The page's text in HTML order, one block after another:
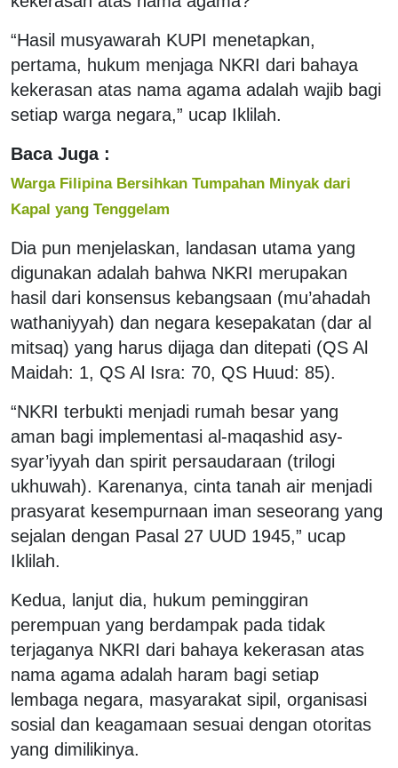
“Hasil musyawarah KUPI menetapkan,
pertama, hukum menjaga NKRI dari bahaya
kekerasan atas nama agama adalah wajib bagi
setiap warga negara,” ucap Iklilah.
Baca Juga :
Warga Filipina Bersihkan Tumpahan Minyak dari
Kapal yang Tenggelam
Dia pun menjelaskan, landasan utama yang
digunakan adalah bahwa NKRI merupakan
hasil dari konsensus kebangsaan (mu’ahadah
wathaniyyah) dan negara kesepakatan (dar al
mitsaq) yang harus dijaga dan ditepati (QS Al
Maidah: 1, QS Al Isra: 70, QS Huud: 85).
“NKRI terbukti menjadi rumah besar yang
aman bagi implementasi al-maqashid asy-
syar’iyyah dan spirit persaudaraan (trilogi
ukhuwah). Karenanya, cinta tanah air menjadi
prasyarat kesempurnaan iman seseorang yang
sejalan dengan Pasal 27 UUD 1945,” ucap
Iklilah.
Kedua, lanjut dia, hukum peminggiran
perempuan yang berdampak pada tidak
terjaganya NKRI dari bahaya kekerasan atas
nama agama adalah haram bagi setiap
lembaga negara, masyarakat sipil, organisasi
sosial dan keagamaan sesuai dengan otoritas
yang dimilikinya.